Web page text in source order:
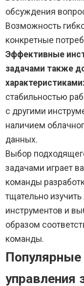
обсуждения
Возможность
конкретные
Эффективные
задачами также
характеристиками:
стабильностью
с другими
наличием
данных.
Выбор
задачами играет
команды
тщательно
инструментов и
образом
команды.
управления